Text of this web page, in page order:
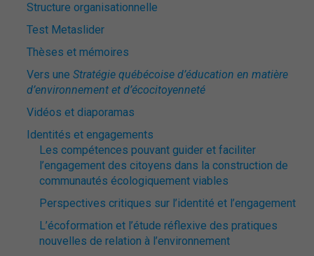
Structure organisationnelle
Test Metaslider
Thèses et mémoires
Vers une Stratégie québécoise d’éducation en matière
d’environnement et d’écocitoyenneté
Vidéos et diaporamas
Identités et engagements
Les compétences pouvant guider et faciliter
l’engagement des citoyens dans la construction de
communautés écologiquement viables
Perspectives critiques sur l’identité et l’engagement
L’écoformation et l’étude réflexive des pratiques
nouvelles de relation à l’environnement